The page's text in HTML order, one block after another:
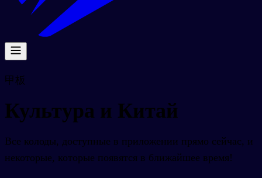
甲板
Культура и Китай
Все колоды, доступные в приложении прямо сейчас, и
некоторые, которые появятся в ближайшее время!